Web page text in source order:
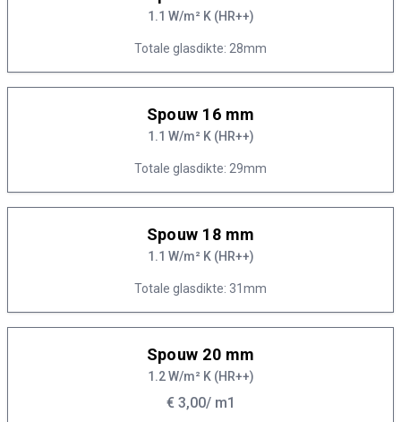
1.1 W/m² K (HR++)
Totale glasdikte: 28mm
Spouw 16 mm
1.1 W/m² K (HR++)
Totale glasdikte: 29mm
Spouw 18 mm
1.1 W/m² K (HR++)
Totale glasdikte: 31mm
Spouw 20 mm
1.2 W/m² K (HR++)
€ 3,00/ m1